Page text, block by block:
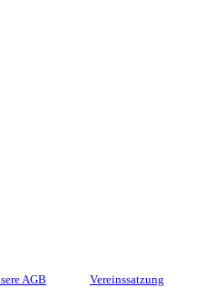
AGB Vereinssatzung